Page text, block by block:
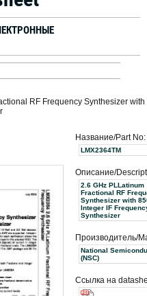
RF Frequency Synthesizer with
Название/Part No:
LMX2364TM
Описание/
2.6 GHz PLLatinum
Fractional RF
Synthesizer with
Integer IF
Synthesizer
Производитель/
National
(NSC)
Ссылка на